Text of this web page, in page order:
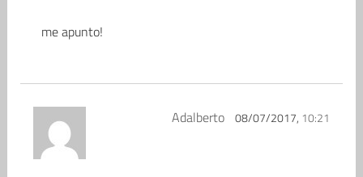
me apunto!
Adalberto 08/07/2017, 10:21